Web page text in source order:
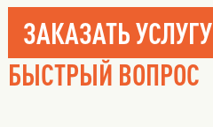
ЗАКАЗАТЬ УСЛУГУ
БЫСТРЫЙ ВОПРОС